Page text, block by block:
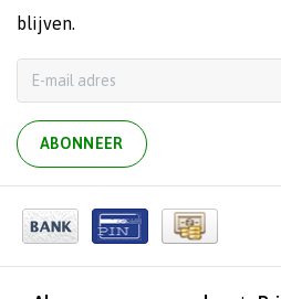
blijven.
ABONNEER